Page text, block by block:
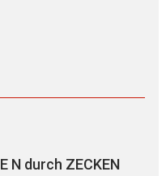
N durch ZECKEN